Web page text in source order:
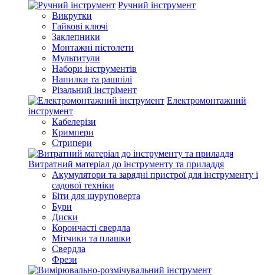
Ручний інструмент
Викрутки
Гайкові ключі
Заклепники
Монтажні пістолети
Мультитули
Набори інструментів
Напилки та рашпілі
Різальний інстрімент
Електромонтажний
інструмент
Кабелерізи
Кримпери
Стрипери
Витратний матеріал до інструменту та приладдя
Акумулятори та зарядні пристрої для інструменту і
садової техніки
Біти для шуруповерта
Бури
Диски
Корончасті свердла
Мітчики та плашки
Свердла
Фрези